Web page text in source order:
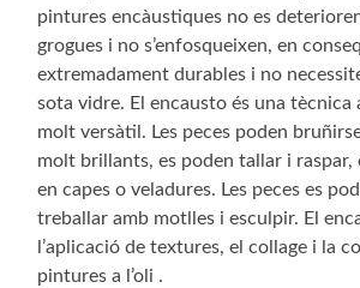
pintures encàustiques no es
grogues i no s’enfosqueixen, en
extremadament durables i no
sota vidre. El encausto és una tècnica
molt versàtil. Les peces poden
molt brillants, es poden tallar i raspar,
en capes o veladures. Les peces es
treballar amb motlles i esculpir. El
l’aplicació de textures, el collage i la
pintures a l’oli .